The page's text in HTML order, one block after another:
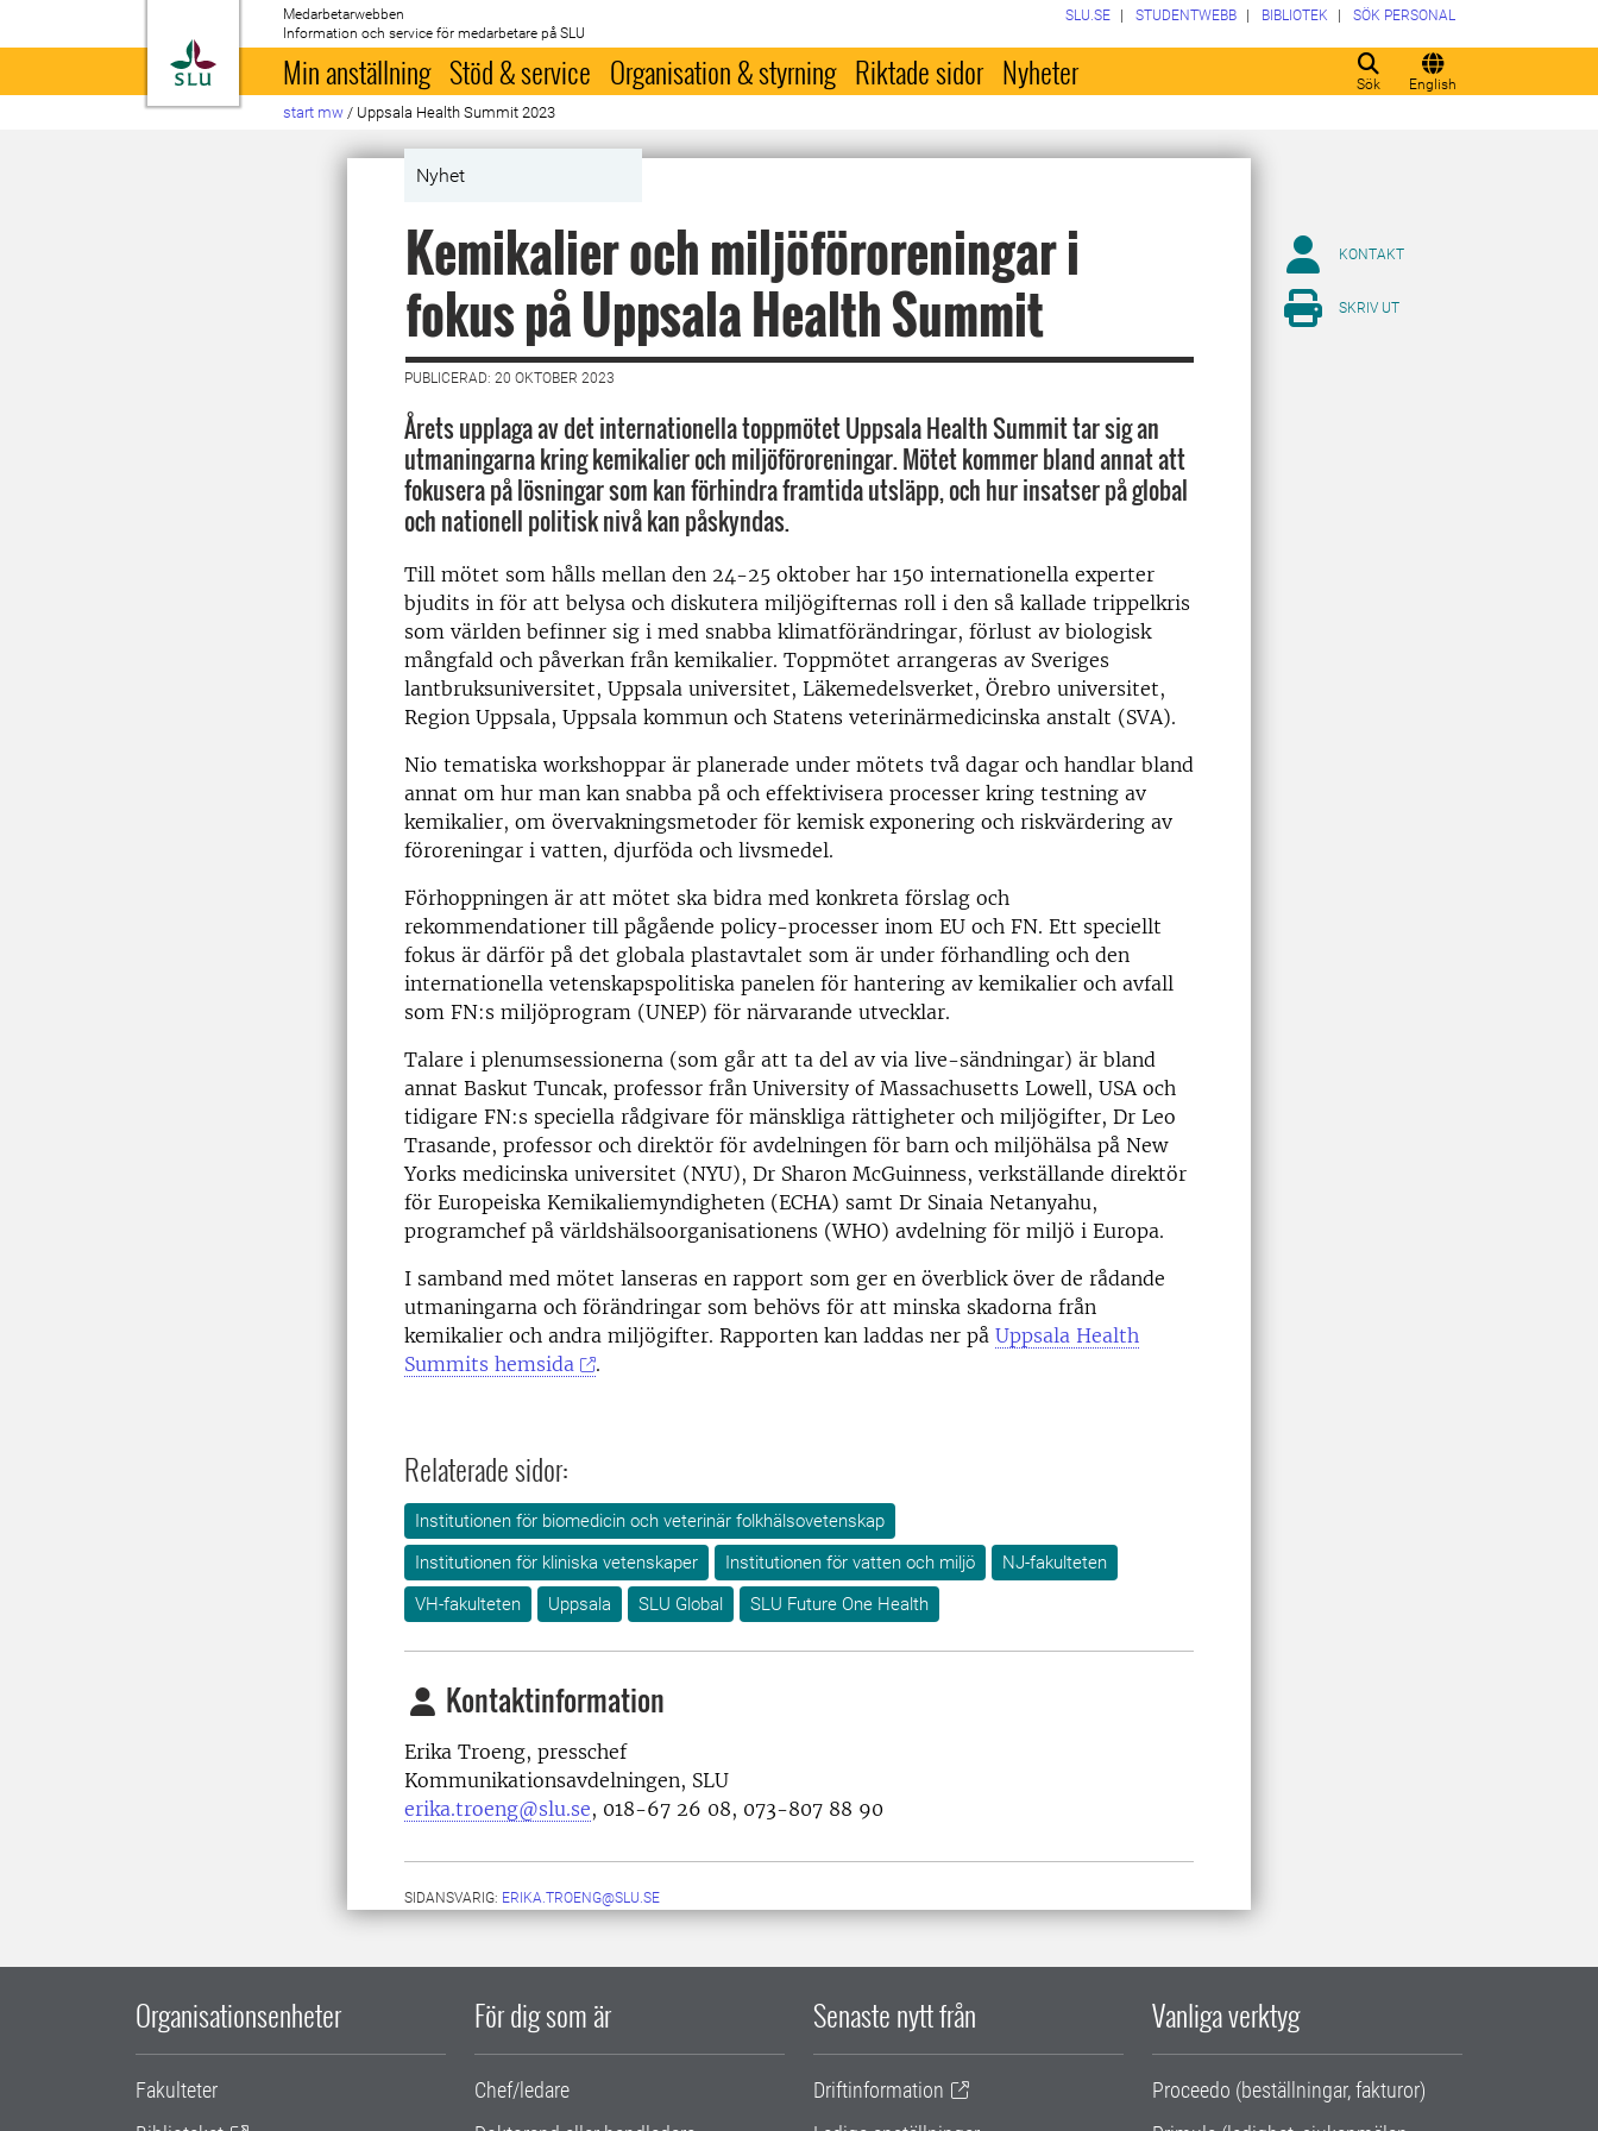
Till startsida
Medarbetarwebben
Information och service för medarbetare på SLU
Sök English
SLU.SE STUDENTWEBB BIBLIOTEK SÖK PERSONAL
Min anställning Stöd & service Organisation & styrning Riktade sidor Nyheter
start mw / Uppsala Health Summit 2023
Nyhet
Kemikalier och miljöföroreningar i
fokus på Uppsala Health Summit
PUBLICERAD: 20 OKTOBER 2023
Årets upplaga av det internationella toppmötet Uppsala Health Summit tar sig an
utmaningarna kring kemikalier och miljöföroreningar. Mötet kommer bland annat att
fokusera på lösningar som kan förhindra framtida utsläpp, och hur insatser på global
och nationell politisk nivå kan påskyndas.
Till mötet som hålls mellan den 24-25 oktober har 150 internationella experter
bjudits in för att belysa och diskutera miljögifternas roll i den så kallade trippelkris
som världen befinner sig i med snabba klimatförändringar, förlust av biologisk
mångfald och påverkan från kemikalier. Toppmötet arrangeras av Sveriges
lantbruksuniversitet, Uppsala universitet, Läkemedelsverket, Örebro universitet,
Region Uppsala, Uppsala kommun och Statens veterinärmedicinska anstalt (SVA).
Nio tematiska workshoppar är planerade under mötets två dagar och handlar bland
annat om hur man kan snabba på och effektivisera processer kring testning av
kemikalier, om övervakningsmetoder för kemisk exponering och riskvärdering av
föroreningar i vatten, djurföda och livsmedel.
Förhoppningen är att mötet ska bidra med konkreta förslag och
rekommendationer till pågående policy-processer inom EU och FN. Ett speciellt
fokus är därför på det globala plastavtalet som är under förhandling och den
internationella vetenskapspolitiska panelen för hantering av kemikalier och avfall
som FN:s miljöprogram (UNEP) för närvarande utvecklar.
Talare i plenumsessionerna (som går att ta del av via live-sändningar) är bland
annat Baskut Tuncak, professor från University of Massachusetts Lowell, USA och
tidigare FN:s speciella rådgivare för mänskliga rättigheter och miljögifter, Dr Leo
Trasande, professor och direktör för avdelningen för barn och miljöhälsa på New
Yorks medicinska universitet (NYU), Dr Sharon McGuinness, verkställande direktör
för Europeiska Kemikaliemyndigheten (ECHA) samt Dr Sinaia Netanyahu,
programchef på världshälsoorganisationens (WHO) avdelning för miljö i Europa.
I samband med mötet lanseras en rapport som ger en överblick över de rådande
utmaningarna och förändringar som behövs för att minska skadorna från
kemikalier och andra miljögifter. Rapporten kan laddas ner på Uppsala Health
Summits hemsida
.
Relaterade sidor:
Institutionen för biomedicin och veterinär folkhälsovetenskap
Institutionen för kliniska vetenskaper
Institutionen för vatten och miljö
NJ-fakulteten
VH-fakulteten
Uppsala SLU Global SLU Future One Health
Kontaktinformation
Erika Troeng, presschef
Kommunikationsavdelningen, SLU
erika.troeng@slu.se, 018-67 26 08, 073-807 88 90
SIDANSVARIG: ERIKA.TROENG@SLU.SE
KONTAKT
SKRIV UT
Organisationsenheter
Fakulteter
För dig som är
Chef/ledare
Senaste nytt från
Driftinformation
Vanliga verktyg
Proceedo (beställningar, fakturor)